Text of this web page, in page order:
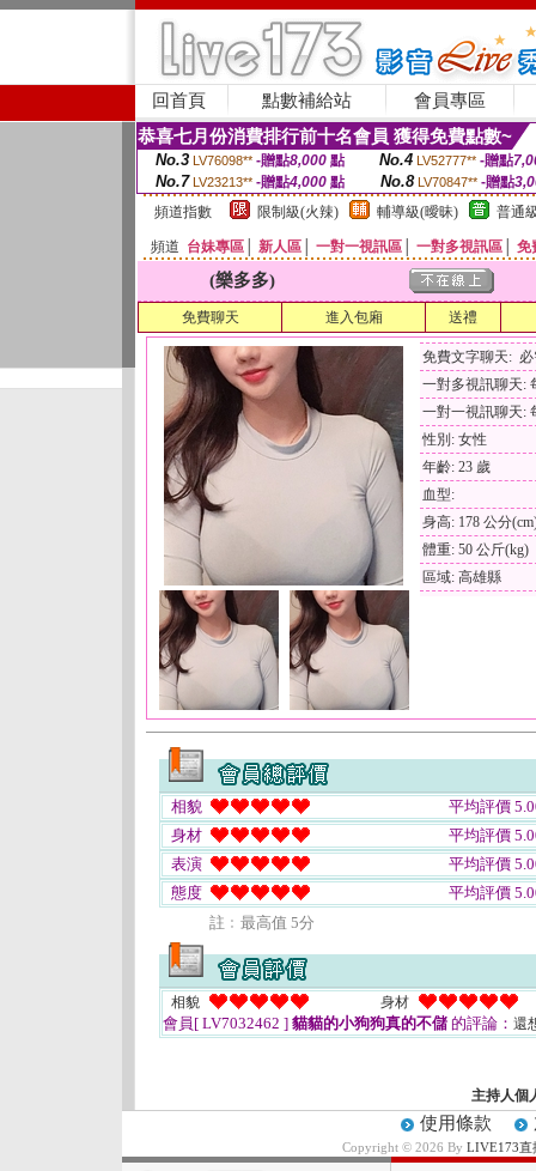
回首頁 點數補給站 會員專區
恭喜七月份消費排行前十名會員 獲得免費點數~
No.3 LV76098** -贈點8,000點 No.4 LV52777** -贈點
No.7 LV23213** -贈點4,000 點 No.8 LV70847** -贈點
頻道指數
限制級(火辣) 輔導級(曖昧) 普通
頻道 台妹專區 新人區 一對一視訊區 一對多視訊區 免
(樂多多)
免費聊天 進入包廂 送禮
免費文字聊天:
一對多視訊聊天:
一對一視訊聊天:
性別: 女性
年齡: 23 歲
血型:
身高: 178 公分
體重: 50 公斤(kg)
區域: 高雄縣
相貌
平均評價
身材
平均評價
表演
平均評價
態度
平均評價
註﹕最高值 5分
相貌 身材
會員[ LV7032462 ] 貓貓的小狗狗真的不儲 的評論： 還
主持人個
使用條款
Copyright © 2026 By LIVE173直